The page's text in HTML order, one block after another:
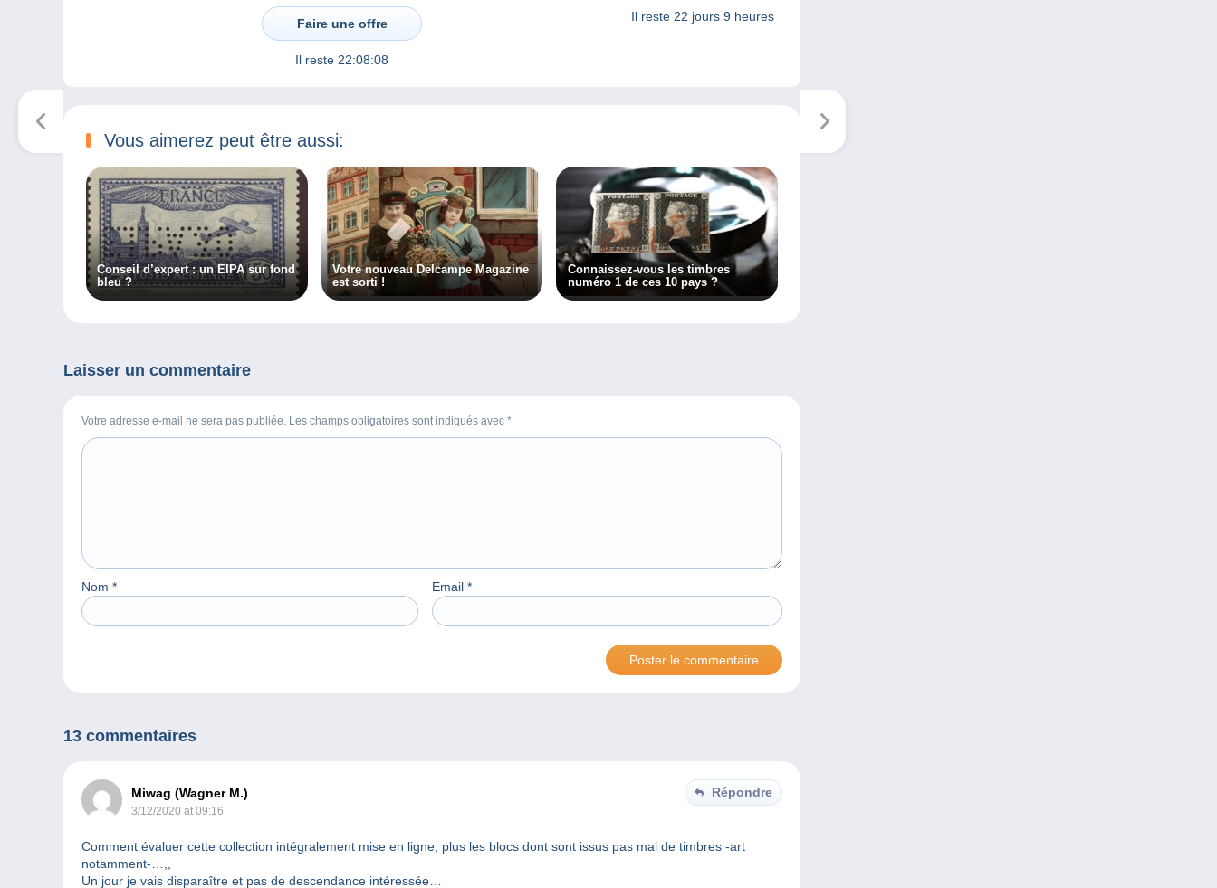
Faire une offre
Il reste 22:08:08
Il reste 22 jours 9 heures
Vous aimerez peut être aussi:
Conseil d’expert : un EIPA sur fond
bleu ?
Votre nouveau Delcampe Magazine
est sorti !
Connaissez-vous les timbres
numéro 1 de ces 10 pays ?
Laisser un commentaire
Votre adresse e-mail ne sera pas publiée. Les champs obligatoires sont indiqués avec *
Nom * Email *
13 commentaires
Miwag (Wagner M.)
3/12/2020 at 09:16
Répondre
Comment évaluer cette collection intégralement mise en ligne, plus les blocs dont sont issus pas mal de timbres -art
notamment-…,,
Un jour je vais disparaître et pas de descendance intéressée…